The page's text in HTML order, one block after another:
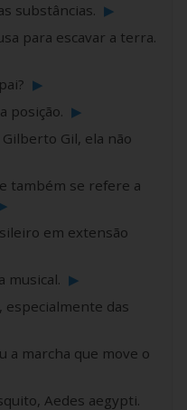
substâncias. ▶
para escavar a terra.
▶
posição. ▶
Gil, ela não
também se refere a
em extensão
musical. ▶
especialmente das
a marcha que move o
Aedes aegypti.